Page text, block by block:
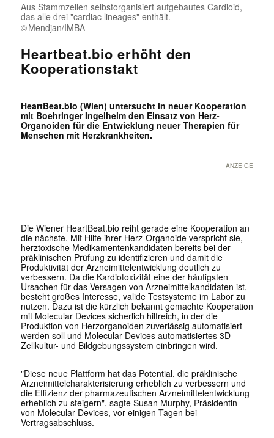
Aus Stammzellen selbstorganisiert aufgebautes Cardioid,
das alle drei "cardiac lineages" enthält.
Mendjan/IMBA
Heartbeat.bio erhöht den
Kooperationstakt
HeartBeat.bio (Wien) untersucht in neuer Kooperation
mit Boehringer Ingelheim den Einsatz von Herz-
Organoiden für die Entwicklung neuer Therapien für
Menschen mit Herzkrankheiten.
ANZEIGE
Die Wiener HeartBeat.bio reiht gerade eine Kooperation an
die nächste. Mit Hilfe ihrer Herz-Organoide verspricht sie,
herztoxische Medikamentenkandidaten bereits bei der
präklinischen Prüfung zu identifizieren und damit die
Produktivität der Arzneimittelentwicklung deutlich zu
verbessern. Da die Kardiotoxizität eine der häufigsten
Ursachen für das Versagen von Arzneimittelkandidaten ist,
besteht großes Interesse, valide Testsysteme im Labor zu
nutzen. Dazu ist die kürzlich bekannt gemachte Kooperation
mit Molecular Devices sicherlich hilfreich, in der die
Produktion von Herzorganoiden zuverlässig automatisiert
werden soll und Molecular Devices automatisiertes 3D-
Zellkultur- und Bildgebungssystem einbringen wird.
"Diese neue Plattform hat das Potential, die präklinische
Arzneimittelcharakterisierung erheblich zu verbessern und
die Effizienz der pharmazeutischen Arzneimittelentwicklung
erheblich zu steigern", sagte Susan Murphy, Präsidentin
von Molecular Devices, vor einigen Tagen bei
Vertragsabschluss.